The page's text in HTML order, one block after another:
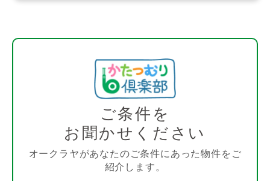
ご条件を
お聞かせください
オークラヤがあなたのご条件にあった物件をご
紹介します。